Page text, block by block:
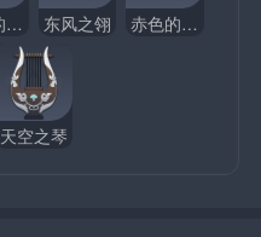
东风的吐息 东风之翎 赤色的结晶
天空之琴